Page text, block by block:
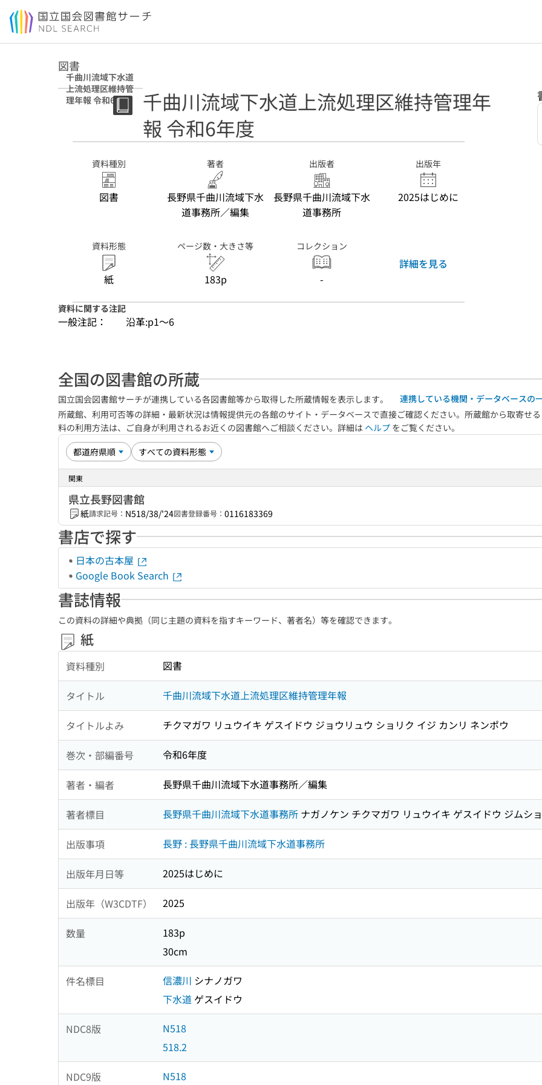
本文へ移動
図書
千曲川流域下水道
上流処理区維持管
理年報 令和6年度
千曲川流域下水道上流処理区維持管理年
報 令和6年度
資料種別
図書
著者
長野県千曲川流域下水
道事務所／編集
出版者
長野県千曲川流域下水
道事務所
出版年
2025はじめに
資料形態
紙
ページ数・大きさ等
183p
コレクション
-
詳細を見る
資料に関する注記
一般注記： 沿革:p1〜6
全国の図書館の所蔵
国立国会図書館サーチが連携している各図書館等から取得した所蔵情報を表示します。
連携している機関・データベースの
所蔵館、利用可否等の詳細・最新状況は情報提供元の各館のサイト・データベースで直接ご確認ください。所蔵館から取寄せ
料の利用方法は、ご自身が利用されるお近くの図書館へご相談ください。詳細は ヘルプ をご覧ください。
関東
県立長野図書館
紙請求記号： N518/38/'24図書登録番号： 0116183369
書店で探す
日本の古本屋
Google Book Search
書誌情報
この資料の詳細や典拠（同じ主題の資料を指すキーワード、著者名）等を確認できます。
紙
資料種別 図書
タイトル 千曲川流域下水道上流処理区維持管理年報
タイトルよみ チクマガワ リュウイキ ゲスイドウ ジョウリュウ ショリク イジ カンリ ネンポウ
巻次・部編番号 令和6年度
著者・編者 長野県千曲川流域下水道事務所／編集
著者標目 長野県千曲川流域下水道事務所 ナガノケン チクマガワ リュウイキ ゲスイドウ ジムショ
出版事項 長野 : 長野県千曲川流域下水道事務所
出版年月日等 2025はじめに
出版年（W3CDTF） 2025
数量
183p
30cm
件名標目 信濃川 シナノガワ
下水道 ゲスイドウ
NDC8版
N518
518.2
NDC9版
N518